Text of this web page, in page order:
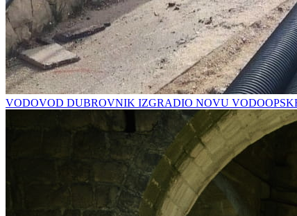
VODOVOD DUBROVNIK IZGRADIO NOVU